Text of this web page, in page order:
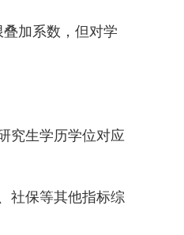
加系数，但对学
究生学历学位对应
社保等其他指标综